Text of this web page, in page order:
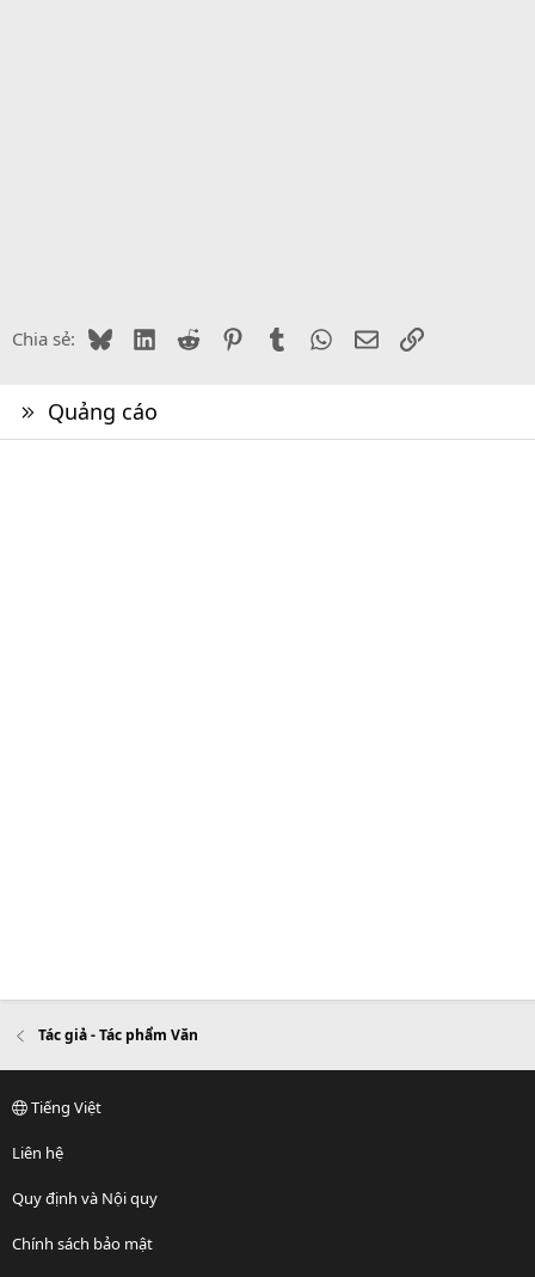
Chia sẻ: BlueskyLinkedIn
Reddit PinterestTumblr WhatsApp
EmailLink
Quảng cáo
Tác giả - Tác phẩm Văn
Tiếng Việt
Liên hệ
Quy định và Nội quy
Chính sách bảo mật